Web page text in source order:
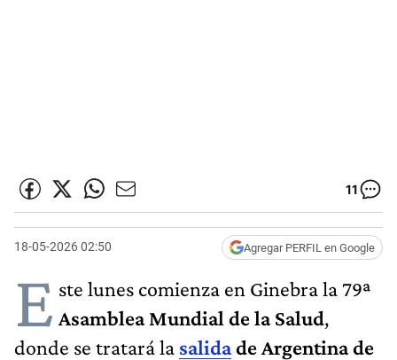
11
18-05-2026 02:50 Agregar PERFIL en Google
E ste lunes comienza en Ginebra la 79ª
Asamblea Mundial de la Salud,
donde se tratará la salidade Argentina de